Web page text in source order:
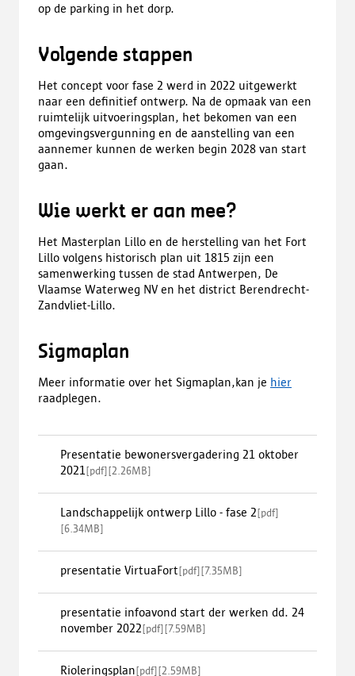
op de parking in het dorp.
Volgende stappen
Het concept voor fase 2 werd in 2022 uitgewerkt
naar een definitief ontwerp. Na de opmaak van een
ruimtelijk uitvoeringsplan, het bekomen van een
omgevingsvergunning en de aanstelling van een
aannemer kunnen de werken begin 2028 van start
gaan.
Wie werkt er aan mee?
Het Masterplan Lillo en de herstelling van het Fort
Lillo volgens historisch plan uit 1815 zijn een
samenwerking tussen de stad Antwerpen, De
Vlaamse Waterweg NV en het district Berendrecht-
Zandvliet-Lillo.
Sigmaplan
Meer informatie over het Sigmaplan,kan je hier
raadplegen.
Presentatie bewonersvergadering 21 oktober
2021 [pdf][2.26MB]
Landschappelijk ontwerp Lillo - fase 2[pdf]
[6.34MB]
presentatie VirtuaFort[pdf][7.35MB]
presentatie infoavond start der werken dd. 24
november 2022[pdf][7.59MB]
Rioleringsplan[pdf][2.59MB]